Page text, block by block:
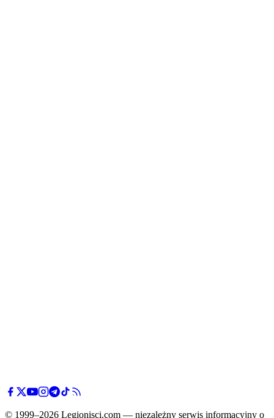
© 1999–2026 Legionisci.com — niezależny serwis informacyjny o